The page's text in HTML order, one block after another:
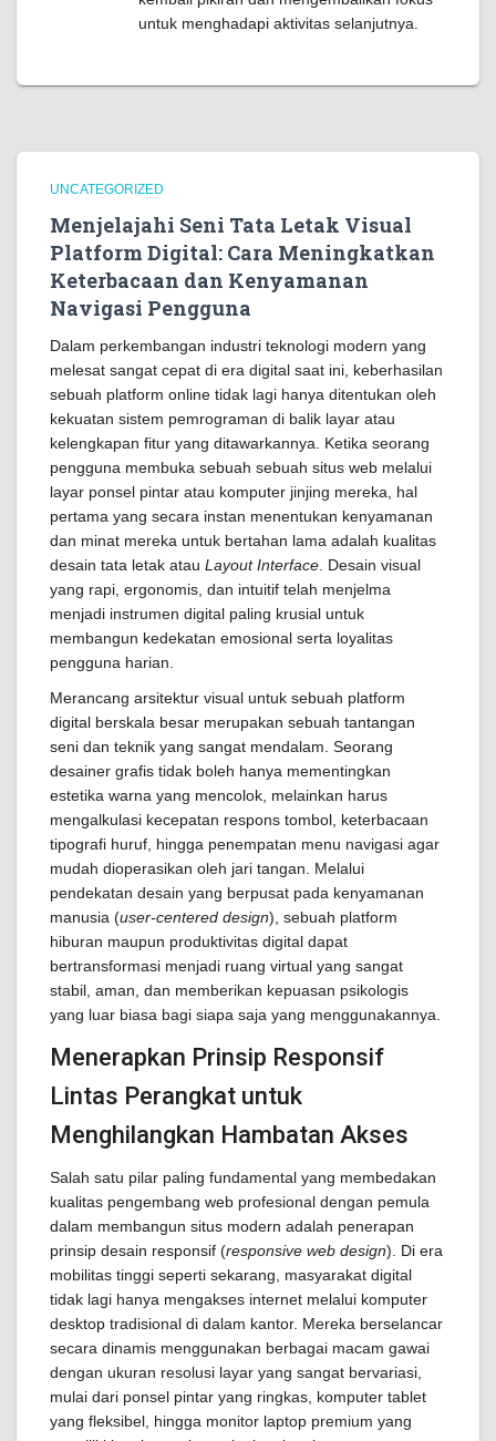
untuk menghadapi aktivitas selanjutnya.
UNCATEGORIZED
Menjelajahi Seni Tata Letak Visual
Platform Digital: Cara Meningkatkan
Keterbacaan dan Kenyamanan
Navigasi Pengguna
Dalam perkembangan industri teknologi modern yang
melesat sangat cepat di era digital saat ini, keberhasilan
sebuah platform online tidak lagi hanya ditentukan oleh
kekuatan sistem pemrograman di balik layar atau
kelengkapan fitur yang ditawarkannya. Ketika seorang
pengguna membuka sebuah sebuah situs web melalui
layar ponsel pintar atau komputer jinjing mereka, hal
pertama yang secara instan menentukan kenyamanan
dan minat mereka untuk bertahan lama adalah kualitas
desain tata letak atau Layout Interface . Desain visual
yang rapi, ergonomis, dan intuitif telah menjelma
menjadi instrumen digital paling krusial untuk
membangun kedekatan emosional serta loyalitas
pengguna harian.
Merancang arsitektur visual untuk sebuah platform
digital berskala besar merupakan sebuah tantangan
seni dan teknik yang sangat mendalam. Seorang
desainer grafis tidak boleh hanya mementingkan
estetika warna yang mencolok, melainkan harus
mengalkulasi kecepatan respons tombol, keterbacaan
tipografi huruf, hingga penempatan menu navigasi agar
mudah dioperasikan oleh jari tangan. Melalui
pendekatan desain yang berpusat pada kenyamanan
manusia (user-centered design), sebuah platform
hiburan maupun produktivitas digital dapat
bertransformasi menjadi ruang virtual yang sangat
stabil, aman, dan memberikan kepuasan psikologis
yang luar biasa bagi siapa saja yang menggunakannya.
Menerapkan Prinsip Responsif
Lintas Perangkat untuk
Menghilangkan Hambatan Akses
Salah satu pilar paling fundamental yang membedakan
kualitas pengembang web profesional dengan pemula
dalam membangun situs modern adalah penerapan
prinsip desain responsif (responsive web design). Di era
mobilitas tinggi seperti sekarang, masyarakat digital
tidak lagi hanya mengakses internet melalui komputer
desktop tradisional di dalam kantor. Mereka berselancar
secara dinamis menggunakan berbagai macam gawai
dengan ukuran resolusi layar yang sangat bervariasi,
mulai dari ponsel pintar yang ringkas, komputer tablet
yang fleksibel, hingga monitor laptop premium yang